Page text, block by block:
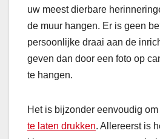
uw meest dierbare
de muur hangen. Er is geen
persoonlijke draai aan de
geven dan door een foto op
te hangen.
Het is bijzonder eenvoudig om
te laten drukken. Allereerst is